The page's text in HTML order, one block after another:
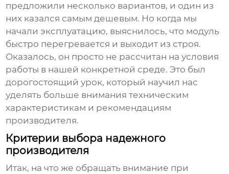
предложили несколько вариантов, и один из
них казался самым дешевым. Но когда мы
начали эксплуатацию, выяснилось, что модуль
быстро перегревается и выходит из строя.
Оказалось, он просто не рассчитан на условия
работы в нашей конкретной среде. Это был
дорогостоящий урок, который научил нас
уделять больше внимания техническим
характеристикам и рекомендациям
производителя.
Критерии выбора надежного
производителя
Итак, на что же обращать внимание при